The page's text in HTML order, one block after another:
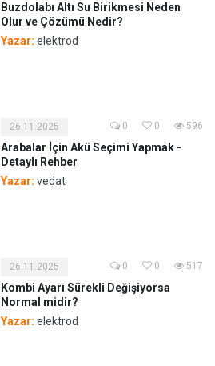
Buzdolabı Altı Su Birikmesi Neden
Olur ve Çözümü Nedir?
Yazar: elektrod
26.11.2025 0 0 596
Arabalar İçin Akü Seçimi Yapmak -
Detaylı Rehber
Yazar: vedat
26.11.2025 0 0 517
Kombi Ayarı Sürekli Değişiyorsa
Normal midir?
Yazar: elektrod